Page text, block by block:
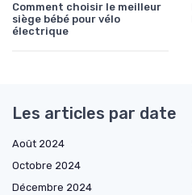
Comment choisir le meilleur
siège bébé pour vélo
électrique
Les articles par date
Août 2024
Octobre 2024
Décembre 2024